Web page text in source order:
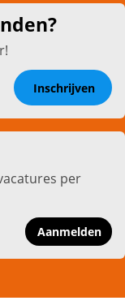
Inschrijven
per
Aanmelden